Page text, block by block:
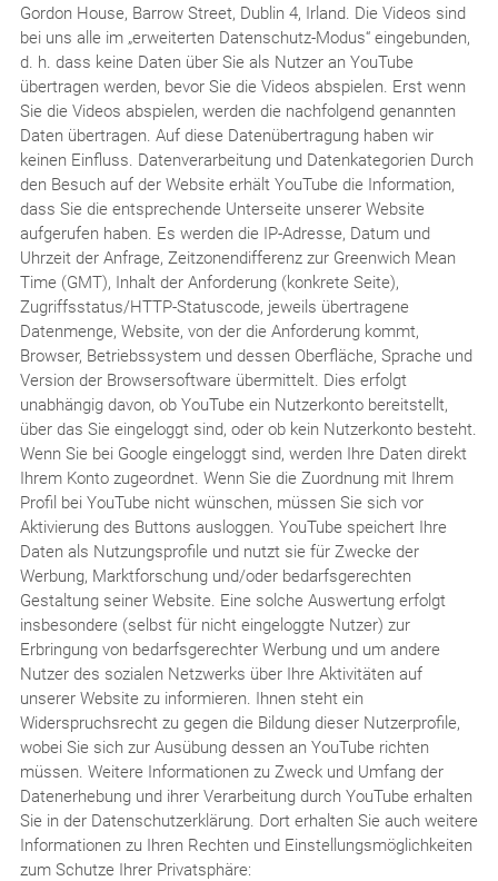
Gordon House, Barrow Street, Dublin 4, Irland. Die Videos sind
bei uns alle im „erweiterten Datenschutz-Modus“ eingebunden,
d. h. dass keine Daten über Sie als Nutzer an YouTube
übertragen werden, bevor Sie die Videos abspielen. Erst wenn
Sie die Videos abspielen, werden die nachfolgend genannten
Daten übertragen. Auf diese Datenübertragung haben wir
keinen Einfluss. Datenverarbeitung und Datenkategorien Durch
den Besuch auf der Website erhält YouTube die Information,
dass Sie die entsprechende Unterseite unserer Website
aufgerufen haben. Es werden die IP-Adresse, Datum und
Uhrzeit der Anfrage, Zeitzonendifferenz zur Greenwich Mean
Time (GMT), Inhalt der Anforderung (konkrete Seite),
Zugriffsstatus/HTTP-Statuscode, jeweils übertragene
Datenmenge, Website, von der die Anforderung kommt,
Browser, Betriebssystem und dessen Oberfläche, Sprache und
Version der Browsersoftware übermittelt. Dies erfolgt
unabhängig davon, ob YouTube ein Nutzerkonto bereitstellt,
über das Sie eingeloggt sind, oder ob kein Nutzerkonto besteht.
Wenn Sie bei Google eingeloggt sind, werden Ihre Daten direkt
Ihrem Konto zugeordnet. Wenn Sie die Zuordnung mit Ihrem
Profil bei YouTube nicht wünschen, müssen Sie sich vor
Aktivierung des Buttons ausloggen. YouTube speichert Ihre
Daten als Nutzungsprofile und nutzt sie für Zwecke der
Werbung, Marktforschung und/oder bedarfsgerechten
Gestaltung seiner Website. Eine solche Auswertung erfolgt
insbesondere (selbst für nicht eingeloggte Nutzer) zur
Erbringung von bedarfsgerechter Werbung und um andere
Nutzer des sozialen Netzwerks über Ihre Aktivitäten auf
unserer Website zu informieren. Ihnen steht ein
Widerspruchsrecht zu gegen die Bildung dieser Nutzerprofile,
wobei Sie sich zur Ausübung dessen an YouTube richten
müssen. Weitere Informationen zu Zweck und Umfang der
Datenerhebung und ihrer Verarbeitung durch YouTube erhalten
Sie in der Datenschutzerklärung. Dort erhalten Sie auch weitere
Informationen zu Ihren Rechten und Einstellungsmöglichkeiten
zum Schutze Ihrer Privatsphäre: